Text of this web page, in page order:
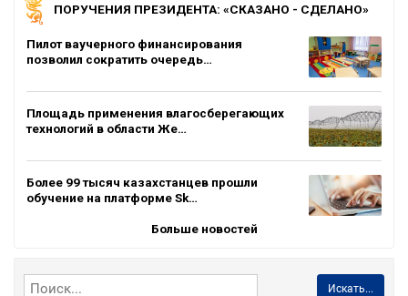
ПОРУЧЕНИЯ ПРЕЗИДЕНТА: «СКАЗАНО - СДЕЛАНО»
Пилот ваучерного финансирования
позволил сократить очередь…
Площадь применения влагосберегающих
технологий в области Же…
Более 99 тысяч казахстанцев прошли
обучение на платформе Sk…
Больше новостей
Искать...